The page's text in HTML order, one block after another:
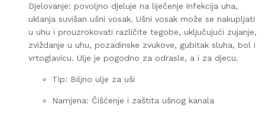
Djelovanje: povoljno djeluje na liječenje infekcija uha,
uklanja suvišan ušni vosak. Ušni vosak može se nakupljati
u uhu i prouzrokovati različite tegobe, uključujući zujanje,
zviždanje u uhu, pozadinske zvukove, gubitak sluha, bol i
vrtoglavicu. Ulje je pogodno za odrasle, a i za djecu.
Tip: Biljno ulje za uši
Namjena: Čišćenje i zaštita ušnog kanala